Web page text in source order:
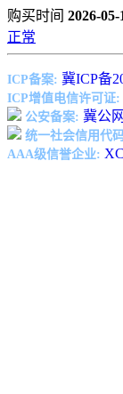
购买时间 2026-
正常
ICP备案: 冀ICP备
ICP增值电信许可证:
公安备案: 冀公
统一社会信用代
AAA级信誉企业: